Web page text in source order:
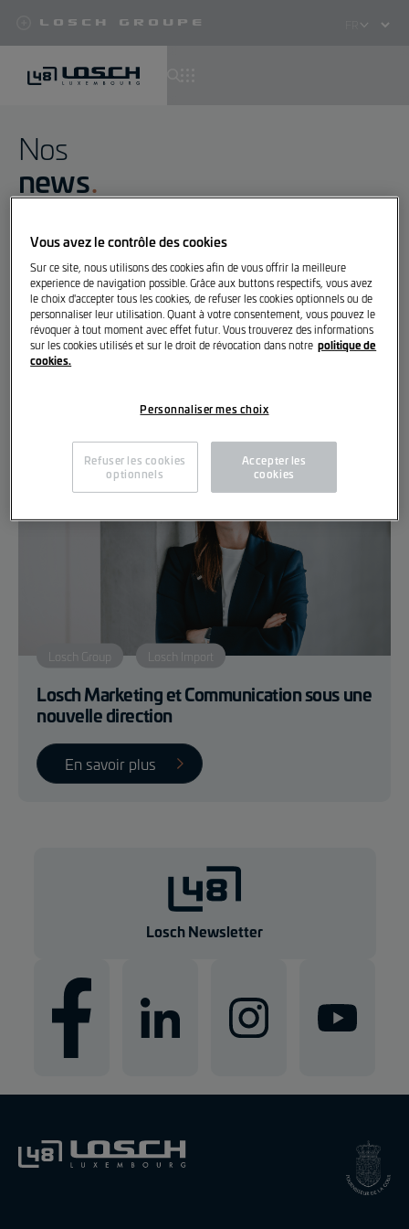
au
contenu
principal
Losch Groupe
Select
Nos
news
de l'univers Losch sur le thème de la mobilité.
Contact presse
Filtrer
Losch Group Losch Import
Losch Marketing et Communication sous une
nouvelle direction
En savoir plus
Losch Newsletter
Vous avez le contrôle des cookies
Sur ce site, nous utilisons des cookies afin de vous offrir la meilleure
experience de navigation possible. Grâce aux buttons respectifs, vous avez
le choix d'accepter tous les cookies, de refuser les cookies optionnels ou de
personnaliser leur utilisation. Quant à votre consentement, vous pouvez le
révoquer à tout moment avec effet futur. Vous trouverez des informations
sur les cookies utilisés et sur le droit de révocation dans notre politique de
cookies.
Personnaliser mes choix
Refuser les cookies
optionnels
Accepter les
cookies